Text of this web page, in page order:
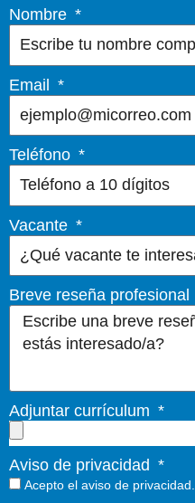
Nombre
Email
Teléfono
Vacante
Breve reseña profesional
Adjuntar currículum
Aviso de privacidad
Acepto el aviso de privacidad.